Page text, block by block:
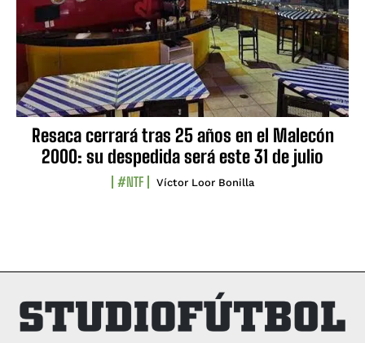
Resaca cerrará tras 25 años en el Malecón
2000: su despedida será este 31 de julio
#NTF Víctor Loor Bonilla